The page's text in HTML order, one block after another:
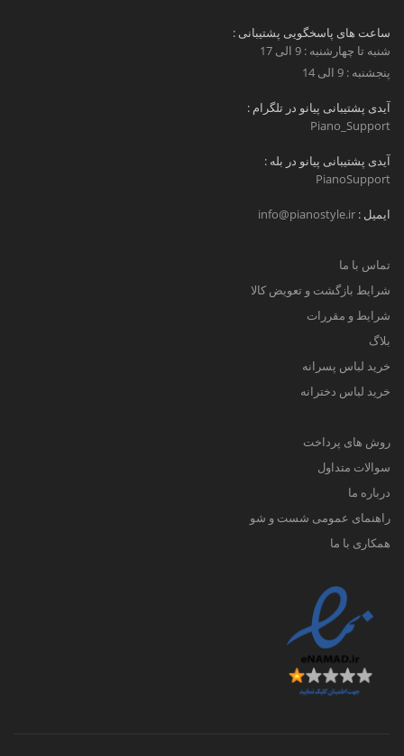
ساعت های پاسخگویی پشتیبانی :
شنبه تا چهارشنبه : 9 الی 17
پنجشنبه : 9 الی 14
آیدی پشتیبانی پیانو در تلگرام :
Piano_Support
آیدی پشتیبانی پیانو در بله :
PianoSupport
ایمیل : info@pianostyle.ir
تماس با ما
شرایط بازگشت و تعویض کالا
شرایط و مقررات
بلاگ
خرید لباس پسرانه
خرید لباس دخترانه
روش های پرداخت
سوالات متداول
درباره ما
راهنمای عمومی شست و شو
همکاری با ما